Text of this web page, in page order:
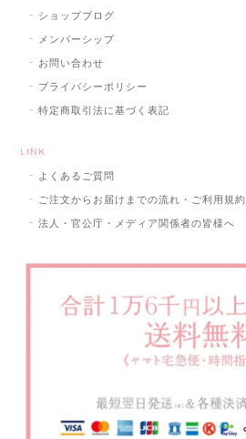
ショップブログ
メンバーシップ
お問い合わせ
プライバシーポリシー
特定商取引法に基づく表記
LINK
よくあるご質問
ご注文からお届けまでの流れ・ご利用規約
法人・官公庁・メディア関係者の皆様へ